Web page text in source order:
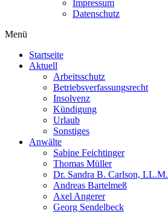
Impressum
Datenschutz
Menü
Startseite
Aktuell
Arbeitsschutz
Betriebsverfassungsrecht
Insolvenz
Kündigung
Urlaub
Sonstiges
Anwälte
Sabine Feichtinger
Thomas Müller
Dr. Sandra B. Carlson, LL.M.
Andreas Bartelmeß
Axel Angerer
Georg Sendelbeck